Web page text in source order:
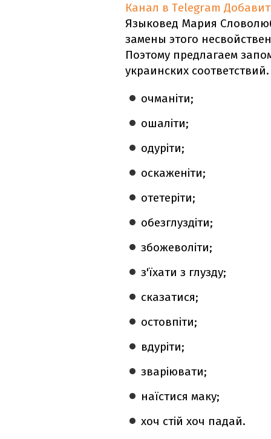
Канал в Telegram
Языковед Мария
замены этого
Поэтому предлагаем
украинских
очманіти;
ошаліти;
одуріти;
оскаженіти;
отетеріти;
обезглуздіти;
збожеволіти;
з'їхати з глузду;
сказатися;
остовпіти;
вдуріти;
зваріювати;
наїстися маку;
хоч стій хоч падай.